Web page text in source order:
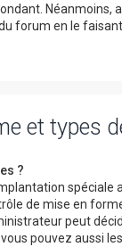
Néanmoins,
forum en le faisant.
et types
?
spéciale
de mise en
peut
pouvez aussi